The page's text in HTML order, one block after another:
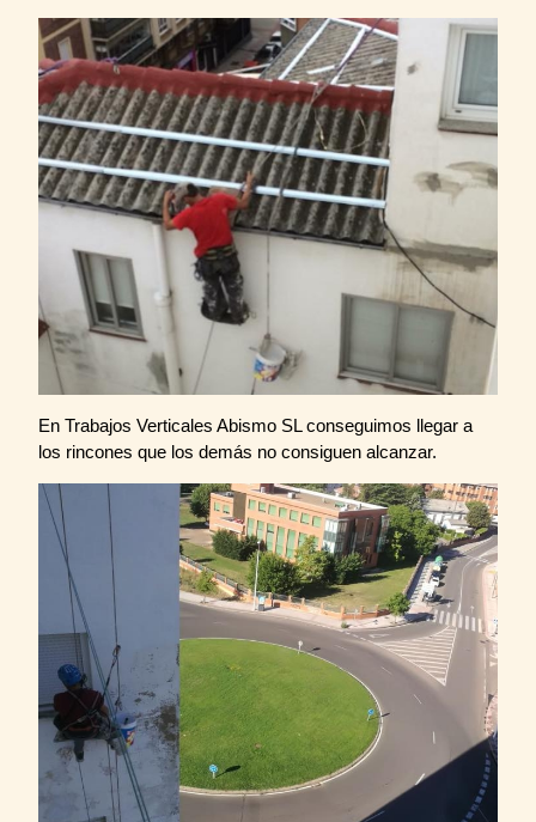
En Trabajos Verticales Abismo SL conseguimos llegar a
los rincones que los demás no consiguen alcanzar.